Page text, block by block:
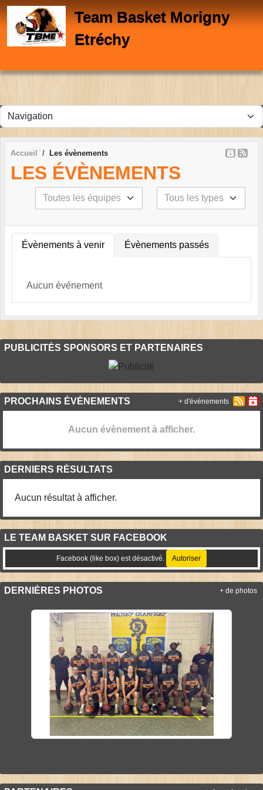
Team Basket Morigny
Etréchy
Accueil Les évènements
LES ÉVÈNEMENTS
Évènements à venir Évènements passés
Aucun événement
PUBLICITÉS SPONSORS ET PARTENAIRES
PROCHAINS ÉVÉNEMENTS
Aucun évènement à afficher.
+ d'évènements
DERNIERS RÉSULTATS
Aucun résultat à afficher.
LE TEAM BASKET SUR FACEBOOK
Facebook (like box) est désactivé. Autoriser
DERNIÈRES PHOTOS + de photos
Panneau de gestion des cookies